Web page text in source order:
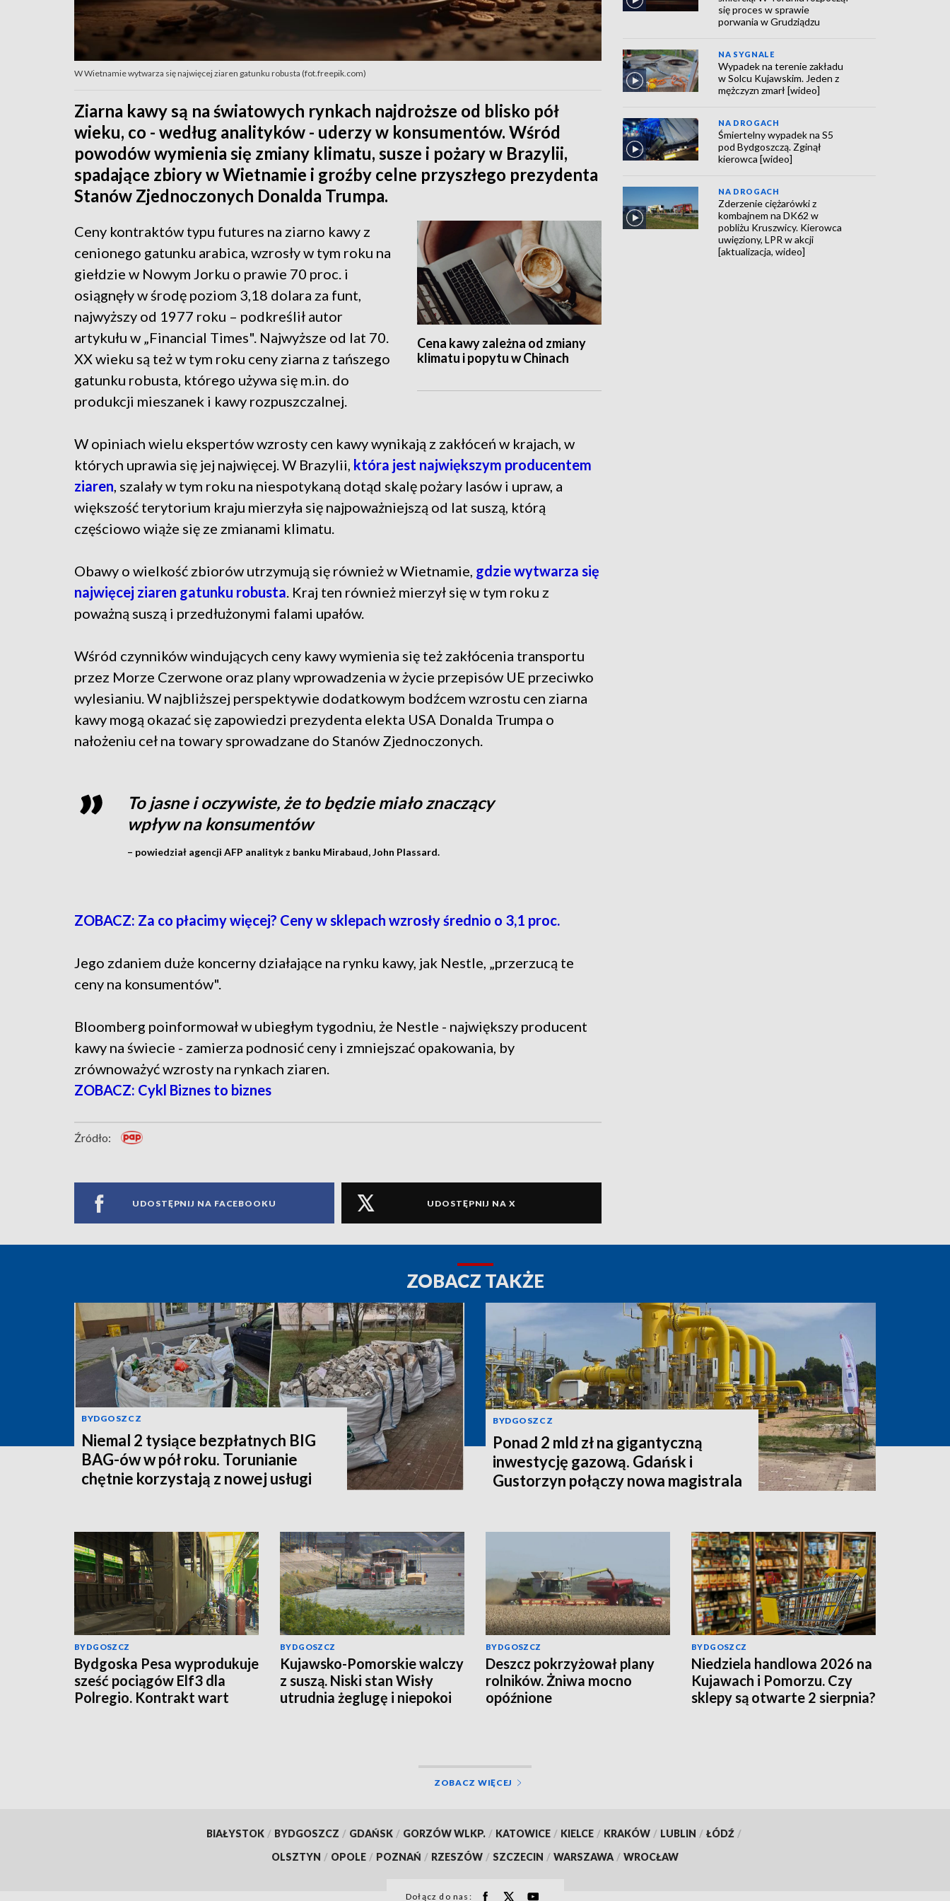
W Wietnamie wytwarza się najwięcej ziaren gatunku robusta (fot.freepik.com)
Ziarna kawy są na światowych rynkach najdroższe od blisko pół
wieku, co - według analityków - uderzy w konsumentów. Wśród
powodów wymienia się zmiany klimatu, susze i pożary w Brazylii,
spadające zbiory w Wietnamie i groźby celne przyszłego prezydenta
Stanów Zjednoczonych Donalda Trumpa.
Cena kawy zależna od zmiany
klimatu i popytu w Chinach
Ceny kontraktów typu futures na ziarno kawy z
cenionego gatunku arabica, wzrosły w tym roku na
giełdzie w Nowym Jorku o prawie 70 proc. i
osiągnęły w środę poziom 3,18 dolara za funt,
najwyższy od 1977 roku – podkreślił autor
artykułu w „Financial Times". Najwyższe od lat 70.
XX wieku są też w tym roku ceny ziarna z tańszego
gatunku robusta, którego używa się m.in. do
produkcji mieszanek i kawy rozpuszczalnej.
W opiniach wielu ekspertów wzrosty cen kawy wynikają z zakłóceń w krajach, w
których uprawia się jej najwięcej. W Brazylii, która jest największym producentem
ziaren, szalały w tym roku na niespotykaną dotąd skalę pożary lasów i upraw, a
większość terytorium kraju mierzyła się najpoważniejszą od lat suszą, którą
częściowo wiąże się ze zmianami klimatu.
Obawy o wielkość zbiorów utrzymują się również w Wietnamie, gdzie wytwarza się
najwięcej ziaren gatunku robusta. Kraj ten również mierzył się w tym roku z
poważną suszą i przedłużonymi falami upałów.
Wśród czynników windujących ceny kawy wymienia się też zakłócenia transportu
przez Morze Czerwone oraz plany wprowadzenia w życie przepisów UE przeciwko
wylesianiu. W najbliższej perspektywie dodatkowym bodźcem wzrostu cen ziarna
kawy mogą okazać się zapowiedzi prezydenta elekta USA Donalda Trumpa o
nałożeniu ceł na towary sprowadzane do Stanów Zjednoczonych.
To jasne i oczywiste, że to będzie miało znaczący
wpływ na konsumentów
– powiedział agencji AFP analityk z banku Mirabaud, John Plassard.
ZOBACZ: Za co płacimy więcej? Ceny w sklepach wzrosły średnio o 3,1 proc.
Jego zdaniem duże koncerny działające na rynku kawy, jak Nestle, „przerzucą te
ceny na konsumentów".
Bloomberg poinformował w ubiegłym tygodniu, że Nestle - największy producent
kawy na świecie - zamierza podnosić ceny i zmniejszać opakowania, by
zrównoważyć wzrosty na rynkach ziaren.
ZOBACZ: Cykl Biznes to biznes
Źródło:
UDOSTĘPNIJ NA FACEBOOKU UDOSTĘPNIJ NA X
się proces w sprawie
porwania w Grudziądzu
NA SYGNALE
Wypadek na terenie zakładu
w Solcu Kujawskim. Jeden z
mężczyzn zmarł [wideo]
NA DROGACH
Śmiertelny wypadek na S5
pod Bydgoszczą. Zginął
kierowca [wideo]
NA DROGACH
Zderzenie ciężarówki z
kombajnem na DK62 w
pobliżu Kruszwicy. Kierowca
uwięziony, LPR w akcji
[aktualizacja, wideo]
ZOBACZ TAKŻE
BYDGOSZCZ
Niemal 2 tysiące bezpłatnych BIG
BAG-ów w pół roku. Torunianie
chętnie korzystają z nowej usługi
BYDGOSZCZ
Ponad 2 mld zł na gigantyczną
inwestycję gazową. Gdańsk i
Gustorzyn połączy nowa magistrala
BYDGOSZCZ
Bydgoska Pesa wyprodukuje
sześć pociągów Elf3 dla
Polregio. Kontrakt wart
BYDGOSZCZ
Kujawsko-Pomorskie walczy
z suszą. Niski stan Wisły
utrudnia żeglugę i niepokoi
BYDGOSZCZ
Deszcz pokrzyżował plany
rolników. Żniwa mocno
opóźnione
BYDGOSZCZ
Niedziela handlowa 2026 na
Kujawach i Pomorzu. Czy
sklepy są otwarte 2 sierpnia?
ZOBACZ WIĘCEJ
BIAŁYSTOK / BYDGOSZCZ / GDAŃSK / GORZÓW WLKP. / KATOWICE / KIELCE / KRAKÓW / LUBLIN / ŁÓDŹ /
OLSZTYN / OPOLE / POZNAŃ / RZESZÓW / SZCZECIN / WARSZAWA / WROCŁAW
Dołącz do nas: